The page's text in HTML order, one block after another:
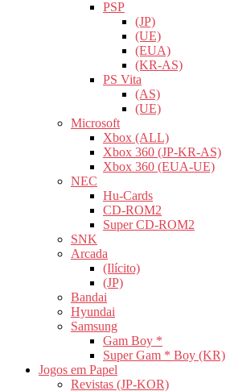
PSP
(JP)
(UE)
(EUA)
(KR-AS)
PS Vita
(AS)
(UE)
Microsoft
Xbox (ALL)
Xbox 360 (JP-KR-AS)
Xbox 360 (EUA-UE)
NEC
Hu-Cards
CD-ROM2
Super CD-ROM2
SNK
Arcada
(Ilícito)
(JP)
Bandai
Hyundai
Samsung
Gam Boy *
Super Gam * Boy (KR)
Jogos em Papel
Revistas (JP-KOR)